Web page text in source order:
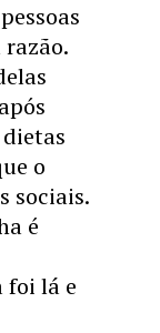
razão.
o
sociais.
é
foi lá e